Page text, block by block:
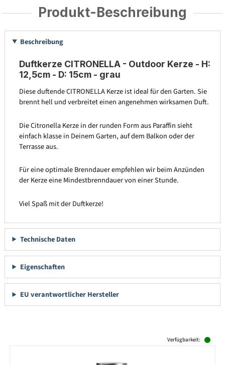
Produkt-Beschreibung
Beschreibung
Duftkerze CITRONELLA - Outdoor Kerze - H:
12,5cm - D: 15cm - grau
Diese duftende CITRONELLA Kerze ist ideal für den Garten. Sie
brennt hell und verbreitet einen angenehmen wirksamen Duft.
Die Citronella Kerze in der runden Form aus Paraffin sieht
einfach klasse in Deinem Garten, auf dem Balkon oder der
Terrasse aus.
Für eine optimale Brenndauer empfehlen wir beim Anzünden
der Kerze eine Mindestbrenndauer von einer Stunde.
Viel Spaß mit der Duftkerze!
Technische Daten
Eigenschaften
EU verantwortlicher Hersteller
Verfügbarkeit: